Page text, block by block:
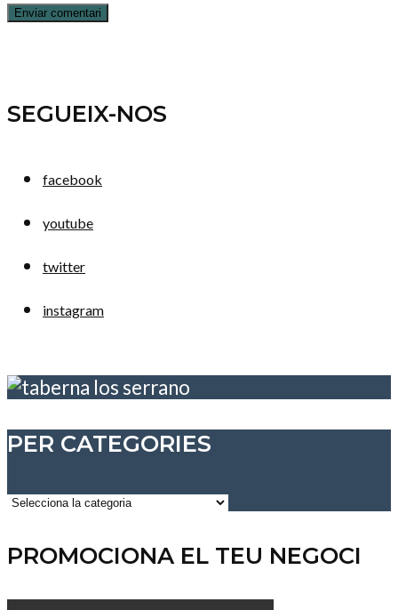
SEGUEIX-NOS
facebook
youtube
twitter
instagram
PER CATEGORIES
Per
PROMOCIONA EL TEU NEGOCI